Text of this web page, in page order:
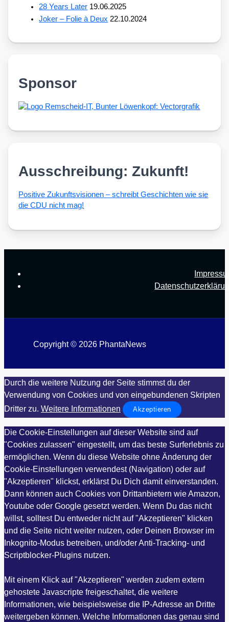
28 Years Later 19.06.2025
Joker – Folie à Deux 22.10.2024
Sponsor
Ausschreibung: Zukunft!
Posi­ti­ve Zukunfts­vi­sio­nen – schreibt Geschich­ten wie sie
die CDU nicht mag!
Copyright © 2026 PhantaNews
Durch die weitere Nutzung der Seite stimmst du der
Verwendung von Cookies und von eingebundenen Skripten
Dritter zu. Weitere Informationen Akzeptieren
Die Cookie-Einstellungen auf dieser Website sind auf
"Cookies zulassen" eingestellt, um das beste Surferlebnis zu
ermöglichen. Wenn du diese Website ohne Änderung der
Cookie-Einstellungen verwendest (Navigation) oder auf
"Akzeptieren" klickst, erklärst Du Dich damit einverstanden.
Dann können auch Cookies von Drittanbietern wie Amazon,
Youtube oder Google gesetzt werden. Wenn Du das nicht
willst, solltest Du entweder nicht auf "Akzeptieren" klicken
und die Seite nicht weiter nutzen, oder Deinen Browser im
Inkognito-Modus betreiben, und/oder Anti-Tracking- und
Scriptblocker-Plugins nutzen.
Mit einem Klick auf "Akzeptieren" werden zudem extern
gehostete Javascripte freigeschaltet, die weitere
Informationen, wie beispielsweise die IP-Adresse an Dritte
weitergeben können. Welche Informationen das genau sind